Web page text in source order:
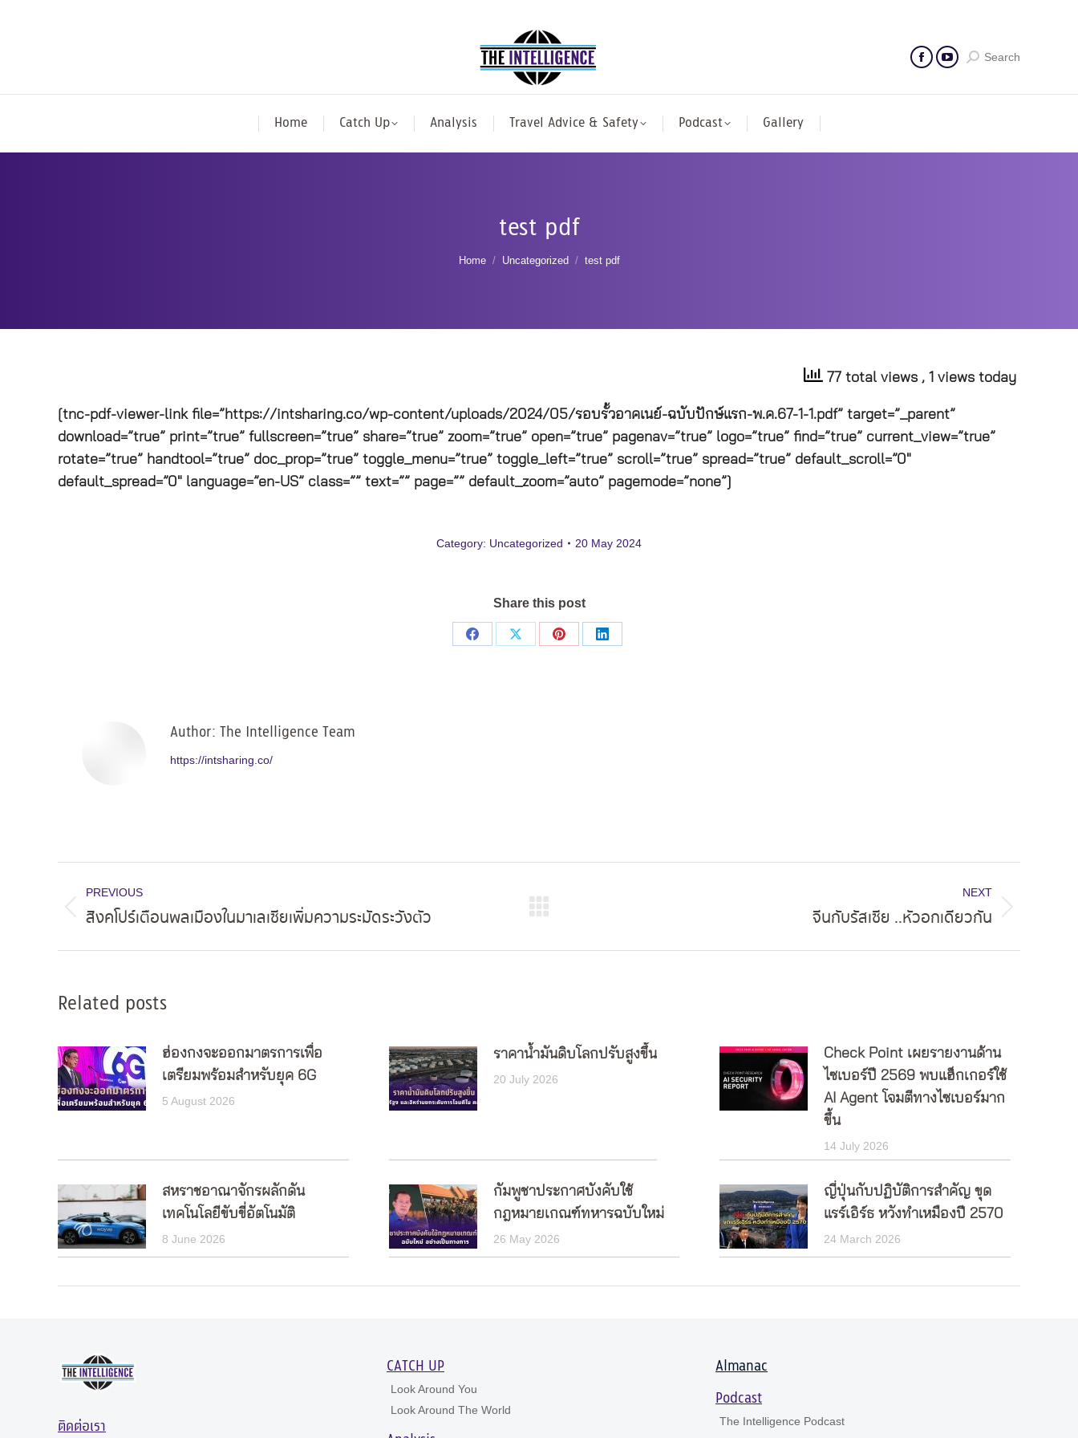
Search
Home Catch Up Analysis Travel Advice & Safety Podcast Gallery
test pdf
You are here:
Home Uncategorized test pdf
77 total views , 1 views today
[tnc-pdf-viewer-link file=”https://intsharing.co/wp-content/uploads/2024/05/รอบรั้วอาคเนย์-ฉบับปักษ์แรก-พ.ค.67-1-1.pdf” target=”_parent”
download=”true” print=”true” fullscreen=”true” share=”true” zoom=”true” open=”true” pagenav=”true” logo=”true” find=”true” current_view=”true”
rotate=”true” handtool=”true” doc_prop=”true” toggle_menu=”true” toggle_left=”true” scroll=”true” spread=”true” default_scroll=”0″
default_spread=”0″ language=”en-US” class=”” text=”” page=”” default_zoom=”auto” pagemode=”none”]
Category: Uncategorized 20 May 2024
Share this post
Share
Share
Share
Share
Author: The Intelligence Team
https://intsharing.co/
navigation
PREVIOUS
Previous
สิงคโปร์เตือนพลเมืองในมาเลเซียเพิ่มความระมัดระวังตัว
NEXT
จีนกับรัสเซีย ..หัวอกเดียวกัน
Related posts
ฮ่องกงจะออกมาตรการเพื่อ
เตรียมพร้อมสำหรับยุค 6G
5 August 2026
ราคาน้ำมันดิบโลกปรับสูงขึ้น
20 July 2026
Check Point เผยรายงานด้าน
ไซเบอร์ปี 2569 พบแฮ็กเกอร์ใช้
AI Agent โจมตีทางไซเบอร์มาก
ขึ้น
14 July 2026
สหราชอาณาจักรผลักดัน
เทคโนโลยีขับขี่อัตโนมัติ
8 June 2026
กัมพูชาประกาศบังคับใช้
กฎหมายเกณฑ์ทหารฉบับใหม่
26 May 2026
ญี่ปุ่นกับปฏิบัติการสำคัญ ขุด
แรร์เอิร์ธ หวังทำเหมืองปี 2570
24 March 2026
ติดต่อเรา
CATCH UP
Look Around You
Look Around The World
Almanac
Podcast
The Intelligence Podcast